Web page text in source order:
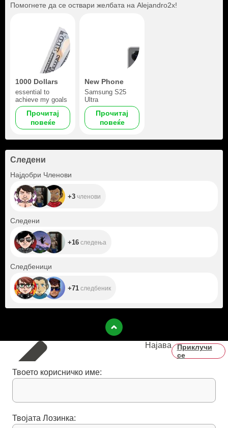
Помогнете да се оствари желбата на Alejandro2x!
1000 Dollars
essential to
achieve my goals
Прочитај
повеќе
New Phone
Samsung S25
Ultra
Прочитај
повеќе
Следени
Најдобри Членови
+3 членови
Следени
+16 следења
Следбеници
+71 следбеник
Најава
Приклучи
се
Твоето корисничко име:
Твојата Лозинка: